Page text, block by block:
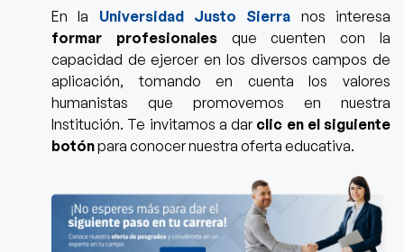
En la Universidad Justo Sierra nos interesa
formar profesionales que cuenten con la
capacidad de ejercer en los diversos campos de
aplicación, tomando en cuenta los valores
humanistas que promovemos en nuestra
Institución. Te invitamos a dar clic en el siguiente
botónpara conocer nuestra oferta educativa.